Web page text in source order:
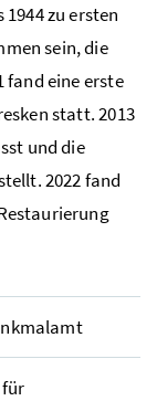
zu ersten
sein, die
fand eine erste
statt. 2013
und die
2022 fand